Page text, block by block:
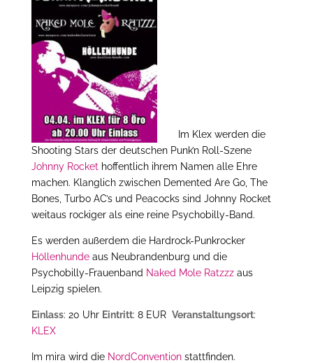
Im Klex werden die
Shooting Stars der deutschen Punk’n Roll-Szene
Johnny Rocket hoffentlich ihrem Namen alle Ehre
machen. Klanglich zwischen Demented Are Go, The
Bones, Turbo AC’s und Peacocks sind Johnny Rocket
weitaus rockiger als eine reine Psychobilly-Band.
Es werden außerdem die Hardrock-Punkrocker
Höllenhundeaus Neubrandenburg und die
Psychobilly-Frauenband Naked Mole Ratzzzaus
Leipzig spielen.
Einlass: 20 Uhr Eintritt: 8 EUR Veranstaltungsort:
KLEX
Im mira wird die NordConventionstattfinden.